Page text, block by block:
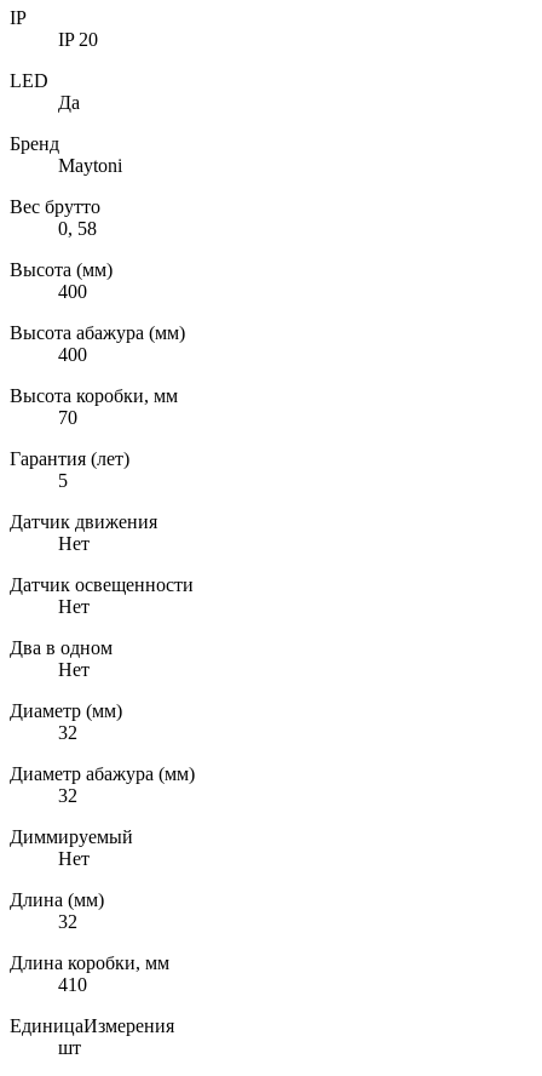
IP
IP 20
LED
Да
Бренд
Maytoni
Вес брутто
0, 58
Высота (мм)
400
Высота абажура (мм)
400
Высота коробки, мм
70
Гарантия (лет)
5
Датчик движения
Нет
Датчик освещенности
Нет
Два в одном
Нет
Диаметр (мм)
32
Диаметр абажура (мм)
32
Диммируемый
Нет
Длина (мм)
32
Длина коробки, мм
410
ЕдиницаИзмерения
шт